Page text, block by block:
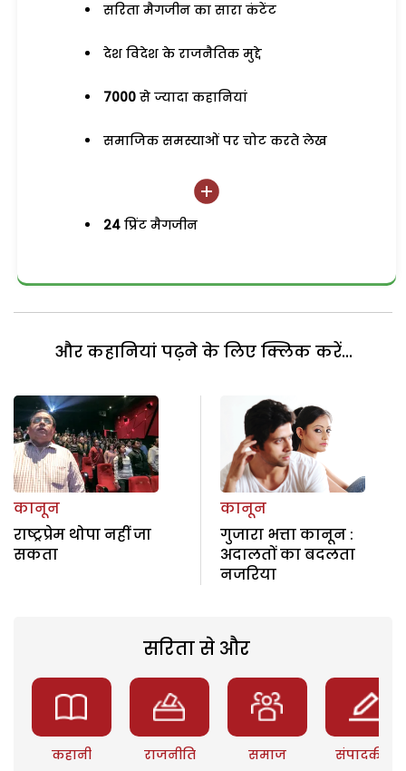
सरिता मैगजीन का सारा कंटेंट
देश विदेश के राजनैतिक मुद्दे
7000 से ज्यादा कहानियां
समाजिक समस्याओं पर चोट करते लेख
24 प्रिंट मैगजीन
और कहानियां पढ़ने के लिए क्लिक करें...
कानून
राष्ट्रप्रेम थोपा नहीं जा
सकता
कानून
गुजारा भत्ता कानून :
अदालतों का बदलता
नजरिया
सरिता से और
कहानी राजनीति समाज संपादकीय